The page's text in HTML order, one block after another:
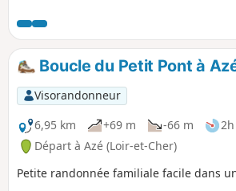
petit affluent du Loir, la fraicheur des
Monteaux, sans oublier la sensation
arrêté, devant le dolmen de Cornevache.
Boucle du Petit Pont à
Visorandonneur
6,95 km
+69 m -66 m 2h
Départ à Azé (Loir-et-Cher)
Petite randonnée familiale facile dans